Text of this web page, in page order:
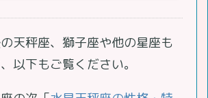
天秤座、獅子座や他の星座も
以下もご覧ください。